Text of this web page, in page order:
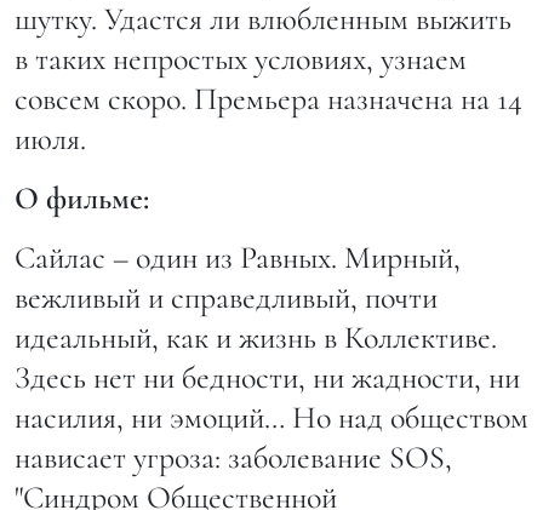
шутку. Удастся ли влюбленным выжить
в таких непростых условиях, узнаем
совсем скоро. Премьера назначена на 14
июля.
О фильме:
Сайлас – один из Равных. Мирный,
вежливый и справедливый, почти
идеальный, как и жизнь в Коллективе.
Здесь нет ни бедности, ни жадности, ни
насилия, ни эмоций… Но над обществом
нависает угроза: заболевание SOS,
"Синдром Общественной